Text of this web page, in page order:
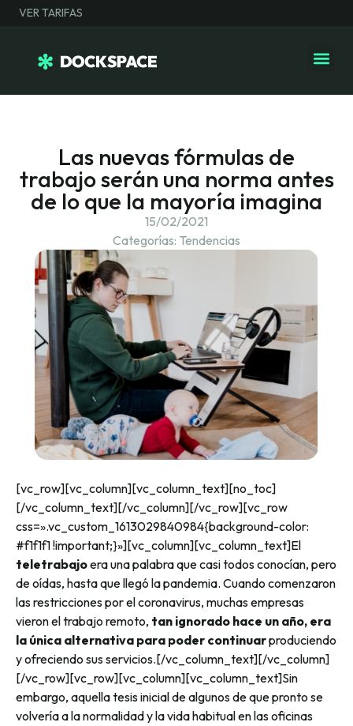
VER TARIFAS
Las nuevas fórmulas de
trabajo serán una norma antes
de lo que la mayoría imagina
15/02/2021
Categorías: Tendencias
[vc_row][vc_column][vc_column_text][no_toc]
[/vc_column_text][/vc_column][/vc_row][vc_row
css=».vc_custom_1613029840984{background-color:
#f1f1f1 !important;}»][vc_column][vc_column_text]El
teletrabajoera una palabra que casi todos conocían, pero
de oídas, hasta que llegó la pandemia. Cuando comenzaron
las restricciones por el coronavirus, muchas empresas
vieron el trabajo remoto, tan ignorado hace un año, era
la única alternativa para poder continuarproduciendo
y ofreciendo sus servicios.[/vc_column_text][/vc_column]
[/vc_row][vc_row][vc_column][vc_column_text]Sin
embargo, aquella tesis inicial de algunos de que pronto se
volvería a la normalidad y la vida habitual en las oficinas